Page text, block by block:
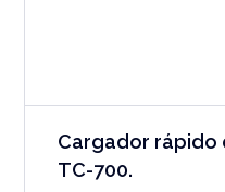
Cargador rápido
TC-700.